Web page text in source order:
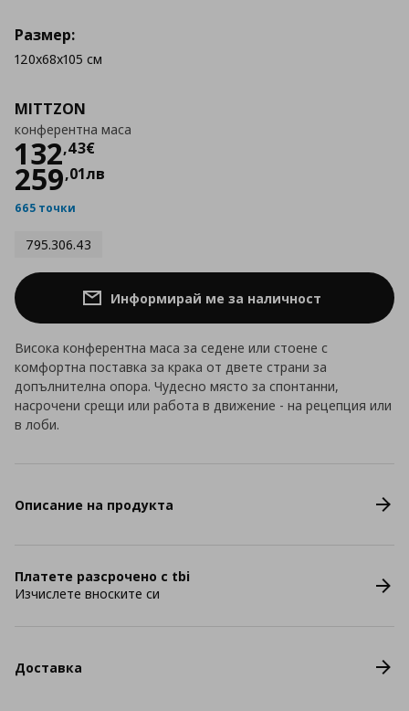
MITTZON
конферентна маса
132,43€
Цена
259,01лв
665 точки
795.306.43
Размер:
120x68x105 см
Информирай ме за наличност
Висока конферентна маса за седене или стоене с
комфортна поставка за крака от двете страни за
допълнителна опора. Чудесно място за спонтанни,
насрочени срещи или работа в движение - на рецепция или
в лоби.
Описание на продукта
Платете разсрочено с tbi
Изчислете вноските си
Доставка